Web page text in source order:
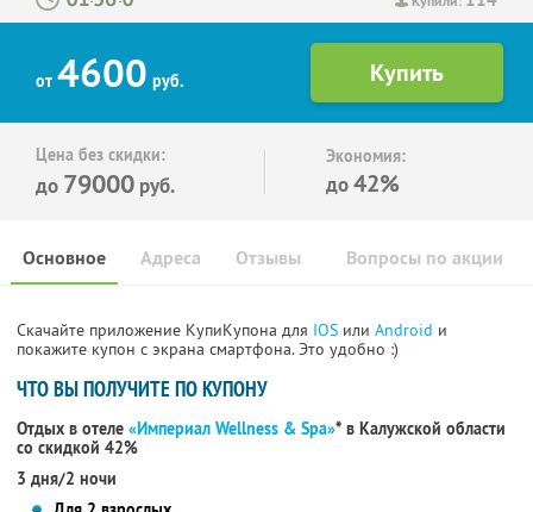
от 4600 руб.
Цена без скидки:
до 79000 руб.
Экономия:
до42%
Основное Отзывы Вопросы по акции
Адреса
Скачайте приложение КупиКупона для IOS или Android и
покажите купон с экрана смартфона. Это удобно :)
ЧТО ВЫ ПОЛУЧИТЕ ПО КУПОНУ
Отдых в отеле «Империал Wellness & Spa»* в Калужской области
со скидкой 42%
3 дня/2 ночи